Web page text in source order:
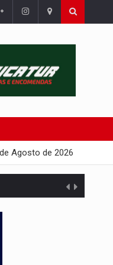
Agosto de 2026